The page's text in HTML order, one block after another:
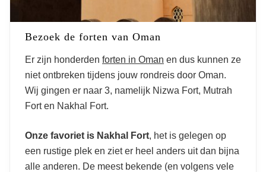
Bezoek de forten van Oman
Er zijn honderden forten in Oman en dus kunnen ze
niet ontbreken tijdens jouw rondreis door Oman.
Wij gingen er naar 3, namelijk Nizwa Fort, Mutrah
Fort en Nakhal Fort.
Onze favoriet is Nakhal Fort, het is gelegen op
een rustige plek en ziet er heel anders uit dan bijna
alle anderen. De meest bekende (en volgens vele